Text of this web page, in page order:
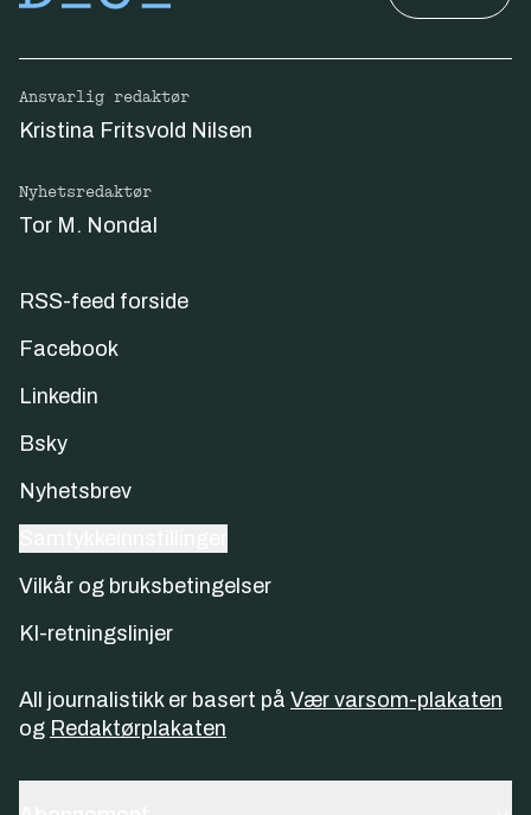
Ansvarlig redaktør
Kristina Fritsvold Nilsen
Nyhetsredaktør
Tor M. Nondal
RSS-feed forside
Facebook
Linkedin
Bsky
Nyhetsbrev
Vilkår og bruksbetingelser
KI-retningslinjer
All journalistikk er basert på Vær varsom-plakaten
og Redaktørplakaten